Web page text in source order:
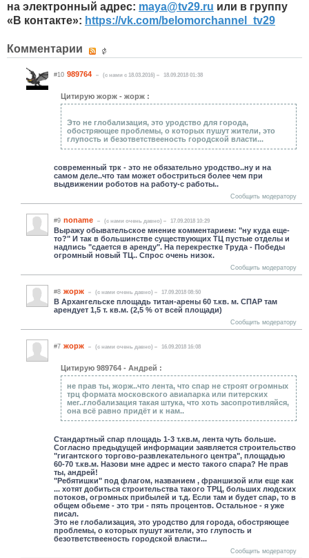
на электронный адрес: maya@tv29.ru или в группу
«В контакте»: https://vk.com/belomorchannel_tv29
Комментарии
#10 989764 (c нами с 18.03.2016) 18.09.2018 01:38
Цитирую жорж - жорж :
Это не глобализация, это уродство для города,
обостряющее проблемы, о которых пушут жители, это
глупость и безответствееность городской власти...
современный трк - это не обязательно уродство..ну и на
самом деле..что там может обостриться более чем при
выдвижении роботов на работу-с работы..
Сообщить модератору
#9 noname (c нами очень давно) 17.09.2018 10:29
Выражу обывательское мнение комментарием: "ну куда еще-
то?" И так в большинстве существующих ТЦ пустые отделы и
надпись "сдается в аренду". На перекрестке Труда - Победы
огромный новый ТЦ.. Спрос очень низок.
Сообщить модератору
#8 жорж (c нами очень давно) 17.09.2018 08:50
В Архангельске площадь титан-арены 60 т.кв. м. СПАР там
арендует 1,5 т. кв.м. (2,5 % от всей площади)
Сообщить модератору
#7 жорж (c нами очень давно) 16.09.2018 16:08
Цитирую 989764 - Андрей :
не прав ты, жорж..что лента, что спар не строят огромных
трц формата московского авиапарка или питерских
мег..глобализация такая штука, что хоть засопротивляйся,
она всё равно придёт и к нам..
Стандартный спар площадь 1-3 т.кв.м, лента чуть больше.
Согласно предыдущей информации заявляется строительство
"гигантского торгово-развлекательного центра", площадью
60-70 т.кв.м. Назови мне адрес и место такого спара? Не прав
ты, андрей!
"Ребятишки" под флагом, названием , франшизой или еще как
... хотят добиться строительства такого ТРЦ, больших людских
потоков, огромных прибылей и т.д. Если там и будет спар, то в
общем обьеме - это три - пять процентов. Остальное - я уже
писал.
Это не глобализация, это уродство для города, обостряющее
проблемы, о которых пушут жители, это глупость и
безответствееность городской власти...
Сообщить модератору